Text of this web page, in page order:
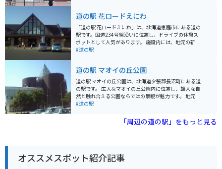
ります。 特に、オホーツク海で獲れた新鮮なホタテやカ
ニは絶品で、お土産にもおすすめです。また、レストラ
ンでは、地元産の食材をふんだんに使った料理を楽しむ
ことができます。 バイクで訪れる際は、オホーツク海の
海岸線を走る爽快なルートがおすすめです。道の駅に
沸湖など、自然豊かな観光スポットも多く、ツーリング
の拠点としてもおすすめです。
道の駅 花ロードえにわ
「道の駅 花ロードえにわ」は、北海道恵庭市にある道の
駅です。国道234号線沿いに位置し、ドライブの休憩ス
ポットとして人気があります。 施設内には、地元の新鮮
な農産物を販売する直売所や、軽食コーナー、観光案内
で訪れる場合、駐車場も広々としているので安心です。
道の駅周辺には、恵庭渓谷やえこりん村など、自然豊か
な観光スポットも点在しており、ツーリングの拠点とし
ても最適です。 恵庭市は、花の苗木の生産が盛んな地域
としても知られています。道の駅では、季節ごとに色と
#道の駅
道の駅 マオイの丘公園
道の駅 マオイの丘公園は、北海道夕張郡長沼町にある道
の駅です。 広大なマオイの丘公園内に位置し、雄大な自
然と触れ合える公園ならではの景観が魅力です。 地元の
新鮮な農産物を販売する直売所や、地元食材をふんだん
スカンは絶品なので、ぜひ味わってみてください。 バイ
クで訪れる際は、駐車場も広く、休憩場所としても最適
* 地元産の新鮮な野菜 * 絶品のジンギスカン * 広々とした
駐車場
#道の駅
「周辺の道の駅」をもっと見る
オススメスポット紹介記事